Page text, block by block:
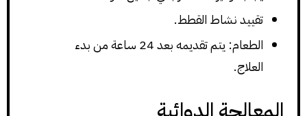
تقييد نشاط القطط.
الطعام: يتم تقديمه بعد 24 ساعة من بدء
العلاج.